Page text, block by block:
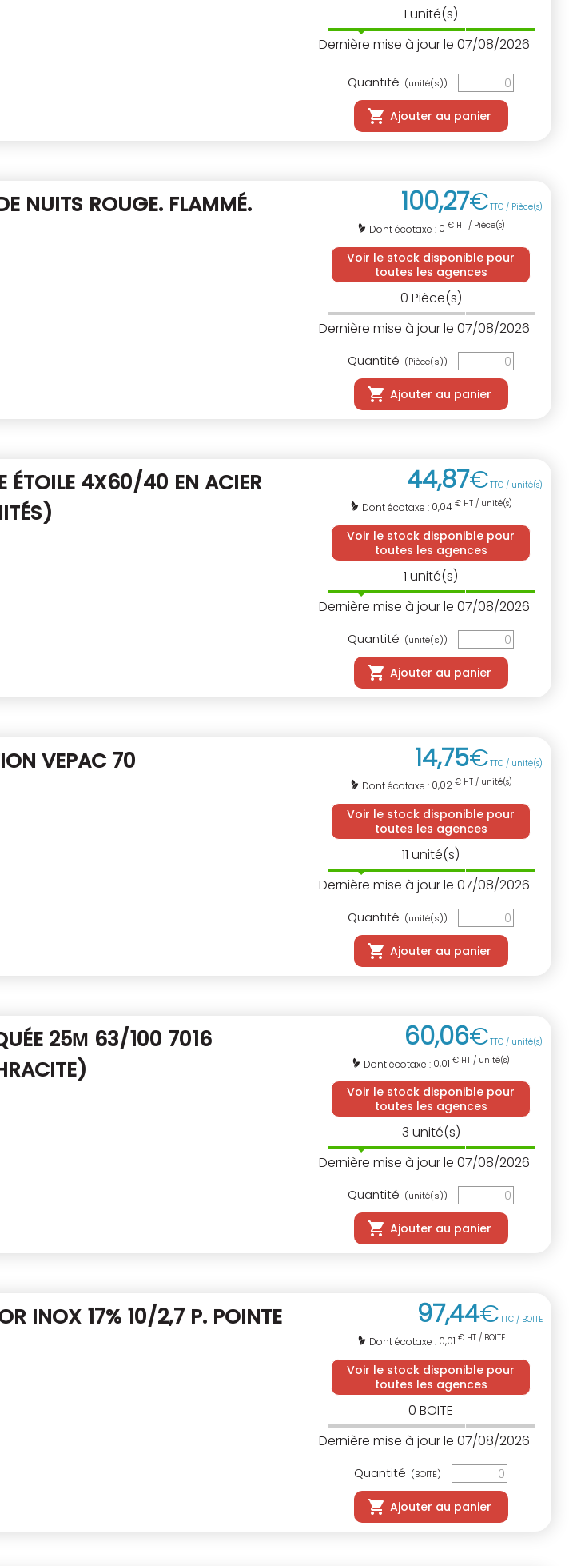
1 unité(s)
Dernière mise à jour le 07/08/2026
Quantité (unité(s))
Ajouter au panier
NUITS ROUGE. FLAMMÉ. 100,27€TTC / Pièce(s)
Dont écotaxe : 0 € HT / Pièce(s)
Voir le stock disponible pour
toutes les agences
0 Pièce(s)
Dernière mise à jour le 07/08/2026
Quantité (Pièce(s))
Ajouter au panier
ÉTOILE 4X60/40 EN ACIER
44,87€TTC / unité(s)
Dont écotaxe : 0,04 € HT / unité(s)
Voir le stock disponible pour
toutes les agences
1 unité(s)
Dernière mise à jour le 07/08/2026
Quantité (unité(s))
Ajouter au panier
VEPAC 70 14,75€TTC / unité(s)
Dont écotaxe : 0,02 € HT / unité(s)
Voir le stock disponible pour
toutes les agences
11 unité(s)
Dernière mise à jour le 07/08/2026
Quantité (unité(s))
Ajouter au panier
25Μ 63/100 7016
60,06€TTC / unité(s)
Dont écotaxe : 0,01 € HT / unité(s)
Voir le stock disponible pour
toutes les agences
3 unité(s)
Dernière mise à jour le 07/08/2026
Quantité (unité(s))
Ajouter au panier
INOX 17% 10/2,7 P. POINTE
97,44€TTC / BOITE
Dont écotaxe : 0,01 € HT / BOITE
Voir le stock disponible pour
toutes les agences
0 BOITE
Dernière mise à jour le 07/08/2026
Quantité (BOITE)
Ajouter au panier